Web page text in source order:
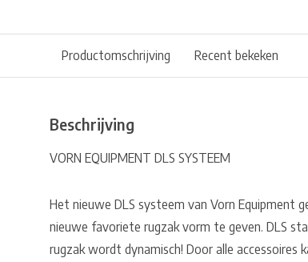
Productomschrijving Recent bekeken
Beschrijving
VORN EQUIPMENT DLS SYSTEEM
Het nieuwe DLS systeem van Vorn Equipment
nieuwe favoriete rugzak vorm te geven. DLS
rugzak wordt dynamisch! Door alle accessoires